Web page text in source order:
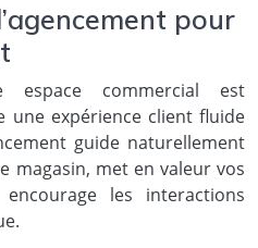
pour
espace commercial est
expérience client fluide
guide naturellement
magasin, met en valeur vos
les interactions